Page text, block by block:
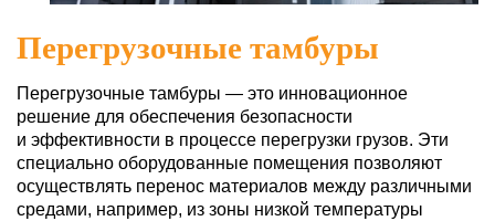
Перегрузочные тамбуры
Перегрузочные тамбуры — это инновационное
решение для обеспечения безопасности
и эффективности в процессе перегрузки грузов. Эти
специально оборудованные помещения позволяют
осуществлять перенос материалов между различными
средами, например, из зоны низкой температуры